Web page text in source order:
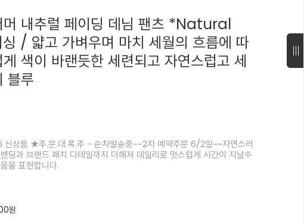
머 내추럴 페이딩 데님 팬츠 *Natural
/ 얇고 가벼우며 마치 세월의 흐름에 따
색이 바랜듯한 세련되고 자연스럽고 세
블루
상품 ★주.문.대.폭.주 - 순차발송중~~2차 예약주문 6/2일~~자연스러
딩과 브랜드 패치 디테일까지 더해져 데일리로 멋스럽게 시간이 지날수
을 표현합니다.
원